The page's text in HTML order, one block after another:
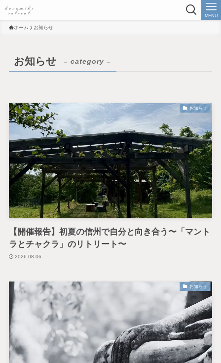
MENU
ホーム お知らせ
お知らせ – category –
お知らせ
【開催報告】初夏の信州で自分と向き合う〜「マント
ラとチャクラ」のリトリート〜
2026-08-06
お知らせ